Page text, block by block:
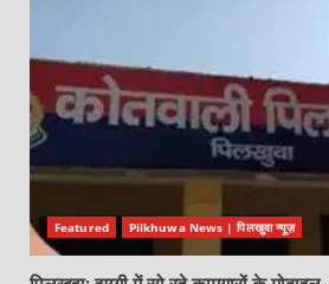
Featured Pilkhuwa News | पिलखुवा न्यूज़